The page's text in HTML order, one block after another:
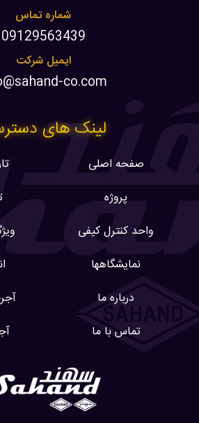
شماره تماس
09129563439
ایمیل شرکت
co.com
لینک های
صفحه اصلی
پروژه
واحد کنترل کیفی
نمایشگاهها
درباره ما
تماس با ما